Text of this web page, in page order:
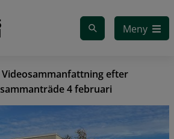
Meny
Videosammanfattning efter
4 februari